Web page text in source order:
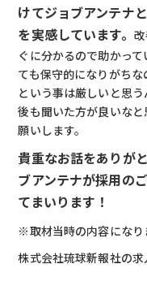
けてジョブアンテナ
を実感しています。
ぐに分かるので助かっ
ても保守的になりがち
という事は厳しいと思
後も聞いた方が良いな
願いします。
貴重なお話をありが
ブアンテナが採用の
てまいります！
※取材当時の内容になり
株式会社琉球新報社の求